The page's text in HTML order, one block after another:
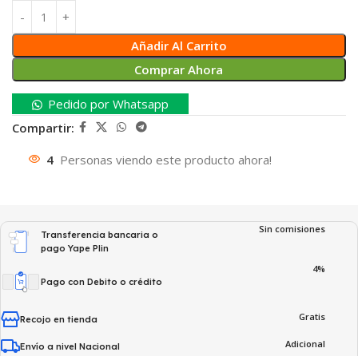
Añadir Al Carrito
Comprar Ahora
Pedido por Whatsapp
Compartir:
4 Personas viendo este producto ahora!
Transferencia bancaria o
pago Yape Plin
Sin comisiones
Pago con Debito o crédito
4%
Recojo en tienda Gratis
Envío a nivel Nacional Adicional